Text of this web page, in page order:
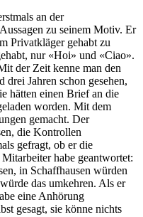
an der
zu seinem Motiv. Er
Privatkläger gehabt zu
nur «Hoi» und «Ciao».
der Zeit kenne man den
Jahren schon gesehen,
hätten einen Brief an die
worden. Mit dem
gemacht. Der
die Kontrollen
gefragt, ob er die
habe geantwortet:
in Schaffhausen würden
das umkehren. Als er
eine Anhörung
gesagt, sie könne nichts